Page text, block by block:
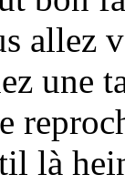
allez
une
là